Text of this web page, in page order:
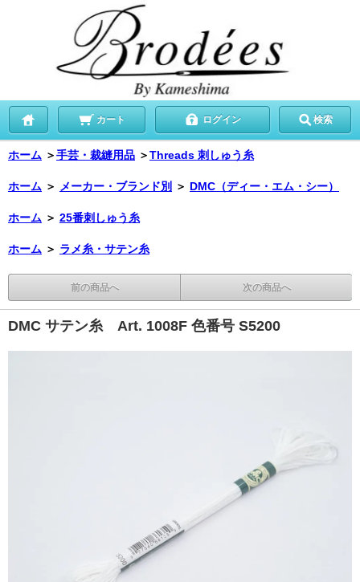
カート ログイン 検索
ホーム ＞手芸・裁縫用品 ＞Threads 刺しゅう糸
ホーム ＞ メーカー・ブランド別 ＞ DMC（ディー・エム・シー）
ホーム ＞ 25番刺しゅう糸
ホーム ＞ ラメ糸・サテン糸
前の商品へ 次の商品へ
DMC サテン糸 Art. 1008F 色番号 S5200